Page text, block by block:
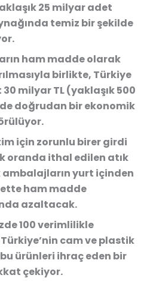
25 milyar adet
temiz bir şekilde
ham madde olarak
birlikte, Türkiye
milyar TL (yaklaşık 500
doğrudan bir ekonomik
için zorunlu birer girdi
oranda ithal edilen atık
ambalajların yurt içinden
ham madde
azaltacak.
100 verimlilikle
cam ve plastik
ürünleri ihraç eden bir
çekiyor.